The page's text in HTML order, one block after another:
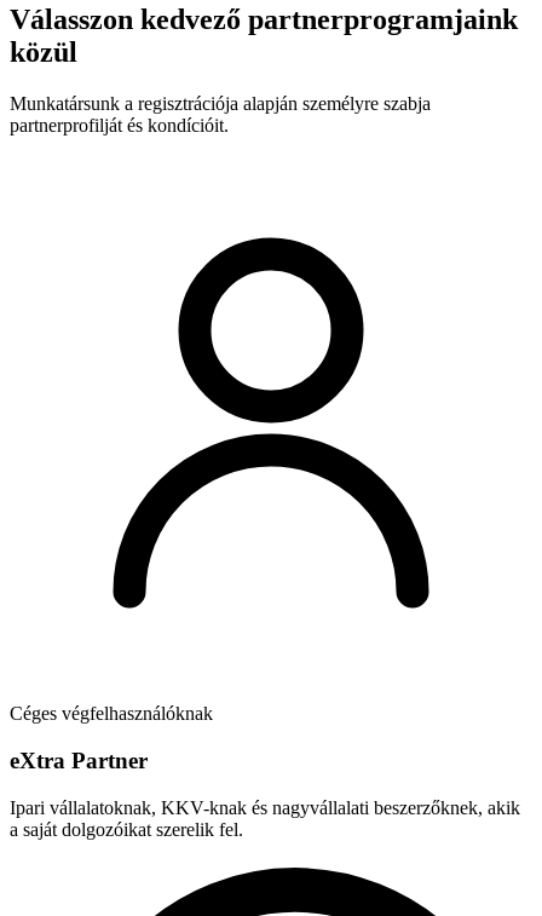
Válasszon kedvező partnerprogramjaink
közül
Munkatársunk a regisztrációja alapján személyre szabja
partnerprofilját és kondícióit.
Céges végfelhasználóknak
eXtra Partner
Ipari vállalatoknak, KKV-knak és nagyvállalati beszerzőknek, akik
a saját dolgozóikat szerelik fel.